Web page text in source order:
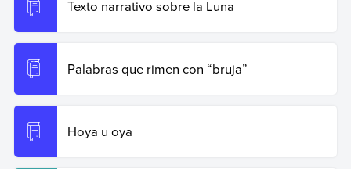
Texto narrativo sobre la Luna
Palabras que rimen con “bruja”
Hoya u oya